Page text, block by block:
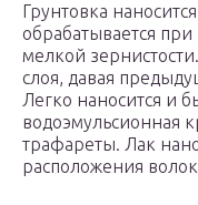
Грунтовка
обрабатывается
мелкой
слоя, давая
Легко наносится и
водоэмульсионная
трафареты. Лак
расположения